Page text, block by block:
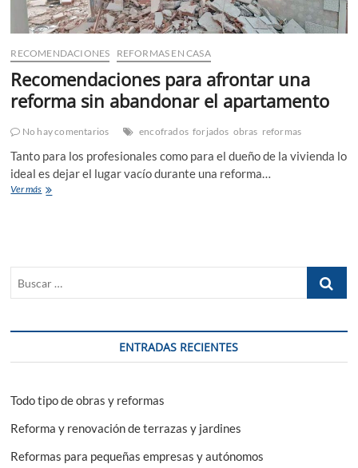
RECOMENDACIONES REFORMAS EN CASA
Recomendaciones para afrontar una
reforma sin abandonar el apartamento
No hay comentarios encofrados forjados obras reformas
Tanto para los profesionales como para el dueño de la vivienda lo
ideal es dejar el lugar vacío durante una reforma…
Ver másRecomendaciones
el
Buscar
ENTRADAS RECIENTES
Todo tipo de obras y reformas
Reforma y renovación de terrazas y jardines
Reformas para pequeñas empresas y autónomos